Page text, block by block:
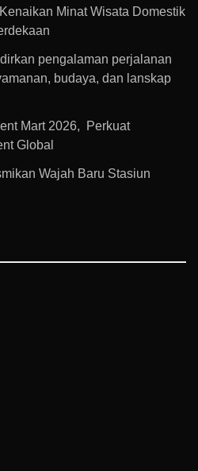
Minat Wisata Domestik
pengalaman perjalanan
budaya, dan lanskap
Mart 2026, Perkuat
Global
Wajah Baru Stasiun